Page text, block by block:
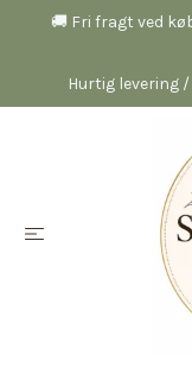
🚚 Fri fragt ved
Hurtig levering